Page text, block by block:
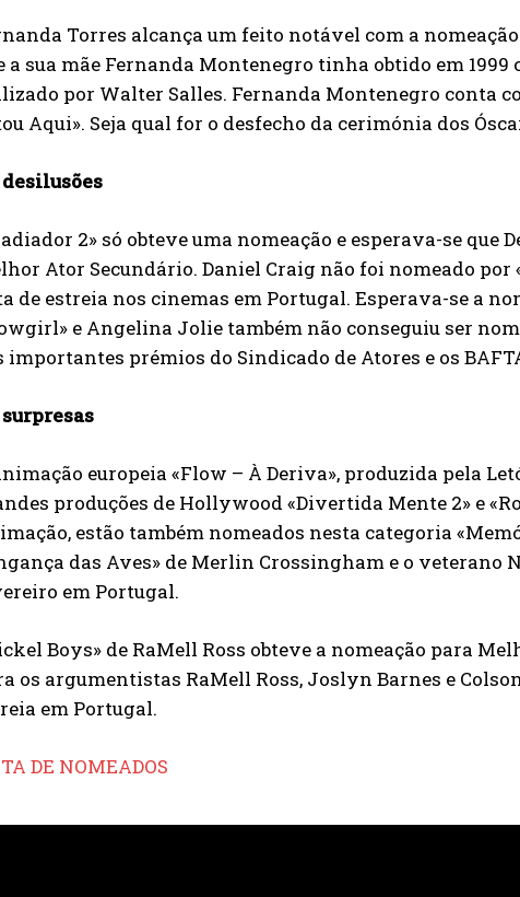
Torres alcança um feito notável com a
a sua mãe Fernanda Montenegro tinha obtido em
por Walter Salles. Fernanda Montenegro conta
Aqui». Seja qual for o desfecho da cerimónia dos
2» só obteve uma nomeação e esperava-se
Ator Secundário. Daniel Craig não foi nomeado por
de estreia nos cinemas em Portugal. Esperava-se a
e Angelina Jolie também não conseguiu ser
importantes prémios do Sindicado de Atores e os
europeia «Flow – À Deriva», produzida pela
produções de Hollywood «Divertida Mente 2» e
estão também nomeados nesta categoria
das Aves» de Merlin Crossingham e o veterano
em Portugal.
Boys» de RaMell Ross obteve a nomeação para
os argumentistas RaMell Ross, Joslyn Barnes e
em Portugal.
DE NOMEADOS